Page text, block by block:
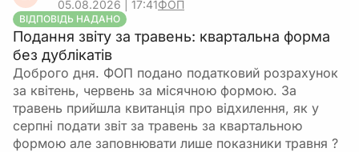
05.08.2026 | 17:41ФОП
ВІДПОВІДЬ НАДАНО
Подання звіту за травень: квартальна форма
без дублікатів
Доброго дня. ФОП подано податковий розрахунок
за квітень, червень за місячною формою. За
травень прийшла квитанція про відхилення, як у
серпні подати звіт за травень за квартальною
формою але заповнювати лише показники травня ?